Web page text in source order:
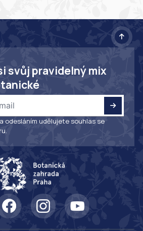
svůj pravidelný mix
odesláním udělujete souhlas se